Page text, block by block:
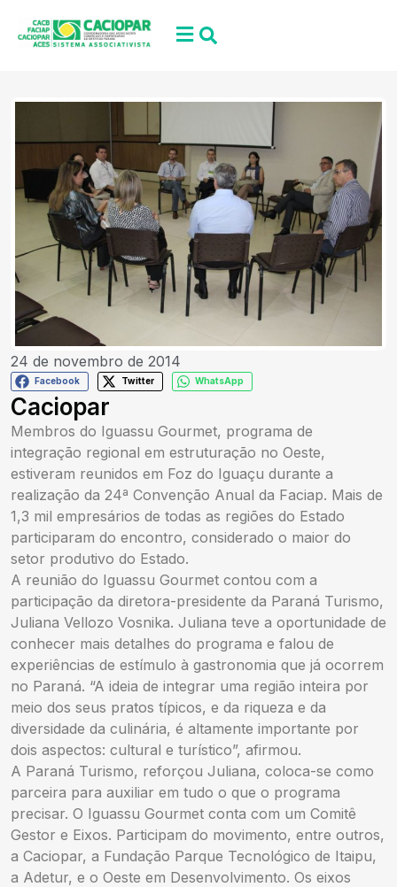
24 de novembro de 2014
Facebook Twitter WhatsApp
Caciopar
Membros do Iguassu Gourmet, programa de
integração regional em estruturação no Oeste,
estiveram reunidos em Foz do Iguaçu durante a
realização da 24ª Convenção Anual da Faciap. Mais de
1,3 mil empresários de todas as regiões do Estado
participaram do encontro, considerado o maior do
setor produtivo do Estado.
A reunião do Iguassu Gourmet contou com a
participação da diretora-presidente da Paraná Turismo,
Juliana Vellozo Vosnika. Juliana teve a oportunidade de
conhecer mais detalhes do programa e falou de
experiências de estímulo à gastronomia que já ocorrem
no Paraná. “A ideia de integrar uma região inteira por
meio dos seus pratos típicos, e da riqueza e da
diversidade da culinária, é altamente importante por
dois aspectos: cultural e turístico”, afirmou.
A Paraná Turismo, reforçou Juliana, coloca-se como
parceira para auxiliar em tudo o que o programa
precisar. O Iguassu Gourmet conta com um Comitê
Gestor e Eixos. Participam do movimento, entre outros,
a Caciopar, a Fundação Parque Tecnológico de Itaipu,
a Adetur, e o Oeste em Desenvolvimento. Os eixos